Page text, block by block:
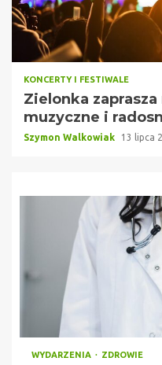
KONCERTY I FESTIWALE
Zielonka
muzyczne i
Szymon Walkowiak 13 lipca
WYDARZENIA ZDROWIE